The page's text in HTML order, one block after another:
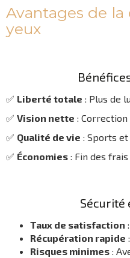
Avantages de la
yeux
✅ Liberté totale : Plus de
✅ Vision nette :
✅ Qualité de vie : Sports
✅ Économies : Fin des
Sécurité
Taux de satisfaction
Récupération rapide
Risques minimes :